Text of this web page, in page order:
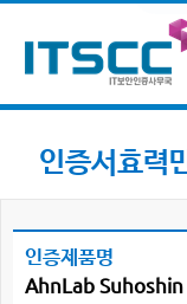
인증서효력
인증제품명
AhnLab